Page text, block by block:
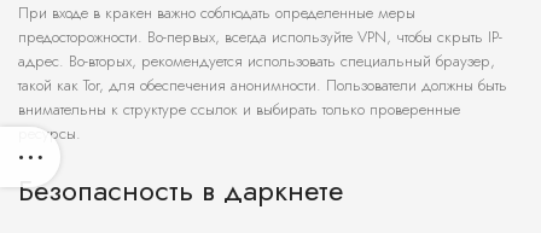
При входе в кракен важно соблюдать определенные меры
предосторожности. Во-первых, всегда используйте VPN, чтобы скрыть IP-
адрес. Во-вторых, рекомендуется использовать специальный браузер,
такой как Tor, для обеспечения анонимности. Пользователи должны быть
внимательны к структуре ссылок и выбирать только проверенные
ресурсы.
Безопасность в даркнете